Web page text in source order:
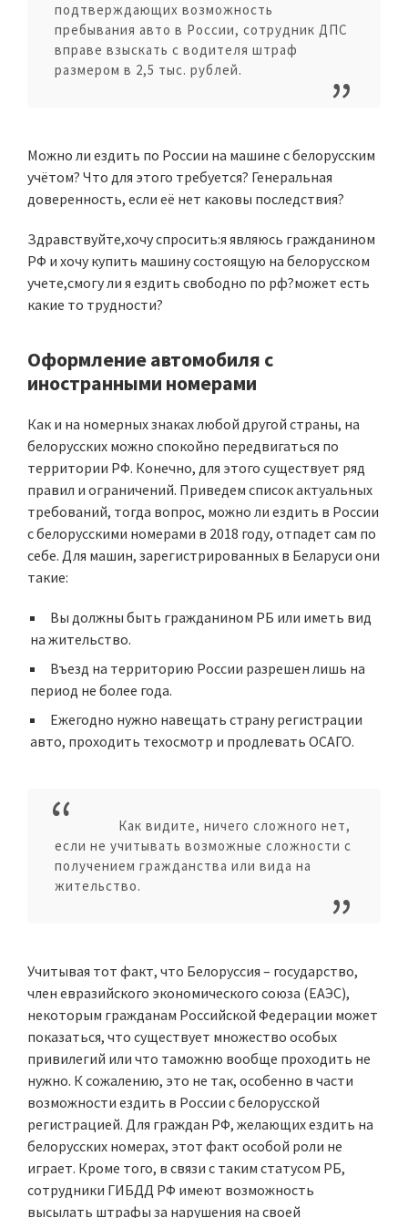
подтверждающих возможность
пребывания авто в России, сотрудник ДПС
вправе взыскать с водителя штраф
размером в 2,5 тыс. рублей.
Можно ли ездить по России на машине с белорусским
учётом? Что для этого требуется? Генеральная
доверенность, если её нет каковы последствия?
Здравствуйте,хочу спросить:я являюсь гражданином
РФ и хочу купить машину состоящую на белорусском
учете,смогу ли я ездить свободно по рф?может есть
какие то трудности?
Оформление автомобиля с
иностранными номерами
Как и на номерных знаках любой другой страны, на
белорусских можно спокойно передвигаться по
территории РФ. Конечно, для этого существует ряд
правил и ограничений. Приведем список актуальных
требований, тогда вопрос, можно ли ездить в России
с белорусскими номерами в 2018 году, отпадет сам по
себе. Для машин, зарегистрированных в Беларуси они
такие:
Вы должны быть гражданином РБ или иметь вид
на жительство.
Въезд на территорию России разрешен лишь на
период не более года.
Ежегодно нужно навещать страну регистрации
авто, проходить техосмотр и продлевать ОСАГО.
Как видите, ничего сложного нет,
если не учитывать возможные сложности с
получением гражданства или вида на
жительство.
Учитывая тот факт, что Белоруссия – государство,
член евразийского экономического союза (ЕАЭС),
некоторым гражданам Российской Федерации может
показаться, что существует множество особых
привилегий или что таможню вообще проходить не
нужно. К сожалению, это не так, особенно в части
возможности ездить в России с белорусской
регистрацией. Для граждан РФ, желающих ездить на
белорусских номерах, этот факт особой роли не
играет. Кроме того, в связи с таким статусом РБ,
сотрудники ГИБДД РФ имеют возможность
высылать штрафы за нарушения на своей